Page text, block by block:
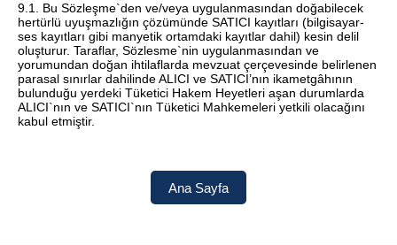
9.1. Bu Sözleşme`den ve/veya uygulanmasından doğabilecek
hertürlü uyuşmazlığın çözümünde SATICI kayıtları (bilgisayar-
ses kayıtları gibi manyetik ortamdaki kayıtlar dahil) kesin delil
oluşturur. Taraflar, Sözlesme`nin uygulanmasından ve
yorumundan doğan ihtilaflarda mevzuat çerçevesinde belirlenen
parasal sınırlar dahilinde ALICI ve SATICI’nın ikametgâhının
bulunduğu yerdeki Tüketici Hakem Heyetleri aşan durumlarda
ALICI`nın ve SATICI`nın Tüketici Mahkemeleri yetkili olacağını
kabul etmiştir.